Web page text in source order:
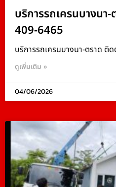
บริการรถเครนบางนา
409-6465
บริการรถเครนบางนา-ตราด ติ
ดูเพิ่มเติม »
04/06/2026